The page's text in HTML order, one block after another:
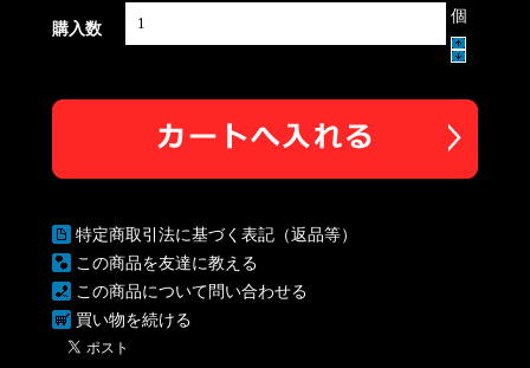
購入数
個
特定商取引法に基づく表記（返品等）
この商品を友達に教える
この商品について問い合わせる
買い物を続ける